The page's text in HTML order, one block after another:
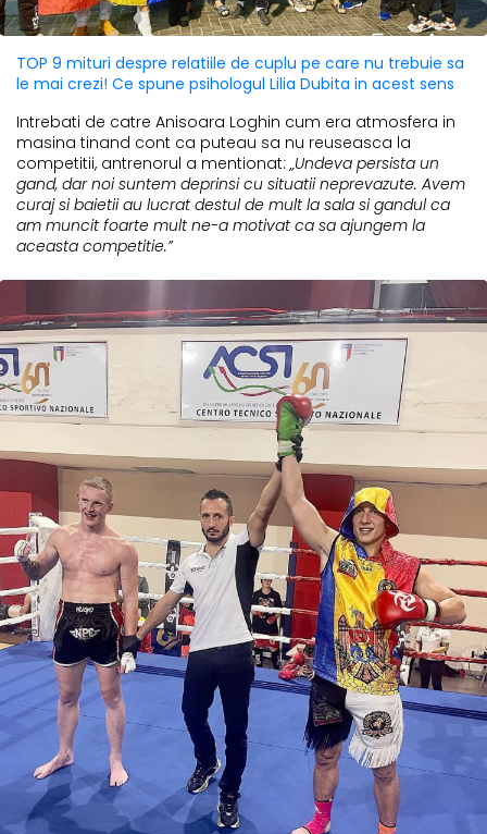
TOP 9 mituri despre relatiile de cuplu pe care nu trebuie sa
le mai crezi! Ce spune psihologul Lilia Dubita in acest sens
Intrebati de catre Anisoara Loghin cum era atmosfera in
masina tinand cont ca puteau sa nu reuseasca la
competitii, antrenorul a mentionat:„Undeva persista un
gand, dar noi suntem deprinsi cu situatii neprevazute. Avem
curaj si baietii au lucrat destul de mult la sala si gandul ca
am muncit foarte mult ne-a motivat ca sa ajungem la
aceasta competitie.”